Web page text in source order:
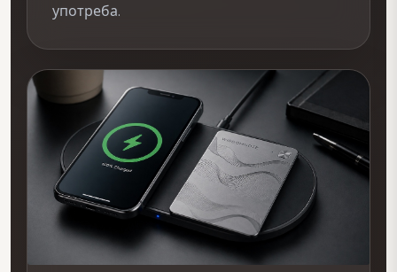
употреба.